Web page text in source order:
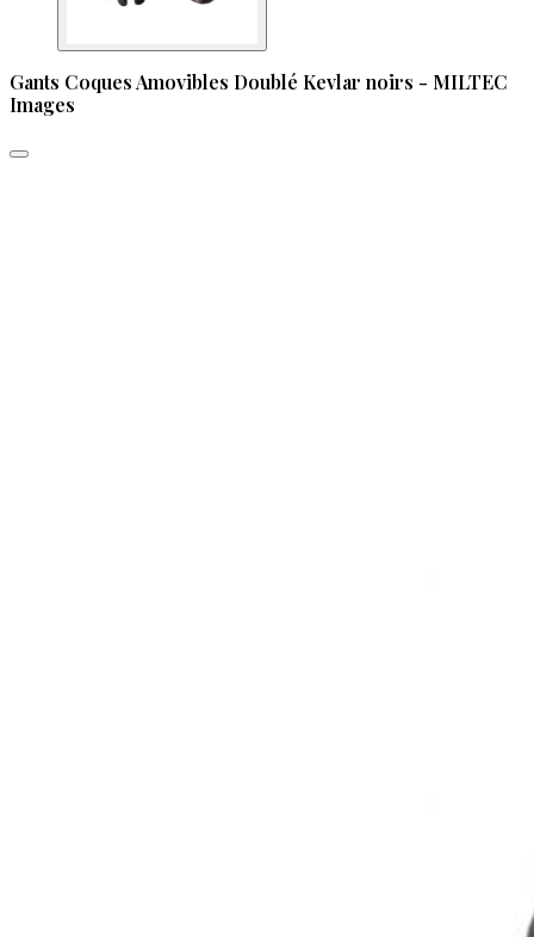
Gants Coques Amovibles Doublé Kevlar noirs - MILTEC
Images